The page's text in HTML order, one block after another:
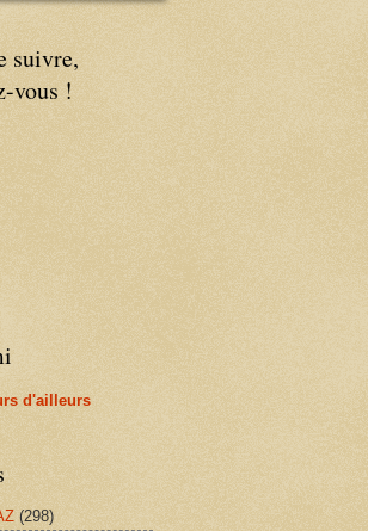
suivre,
vous !
d'ailleurs
(298)